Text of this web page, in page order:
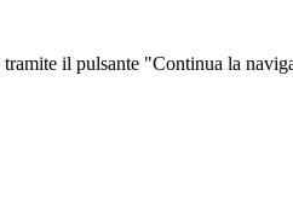
il pulsante "Continua la